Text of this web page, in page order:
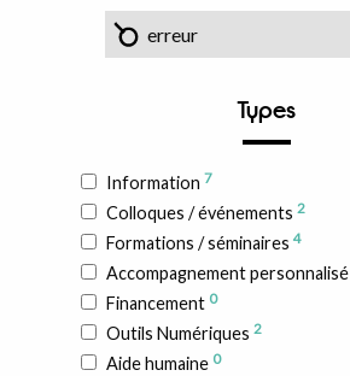
Types
Information 7
Colloques / événements 2
Formations / séminaires 4
Accompagnement personnalisé
Financement 0
Outils Numériques 2
Aide humaine 0